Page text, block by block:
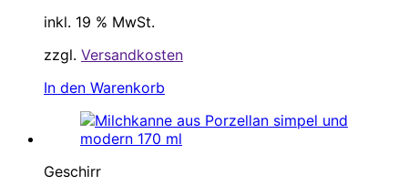
inkl. 19 % MwSt.
zzgl. Versandkosten
In den Warenkorb
Geschirr